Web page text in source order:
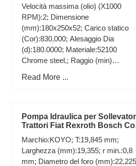
Velocità massima (olio) (X1000
RPM):2; Dimensione
(mm):180x250x52; Carico statico
(Cor):830,000; Alesaggio Dia
(d):180.0000; Materiale:52100
Chrome steel,; Raggio (min)
Read More ...
Pompa Idraulica per
Trattori Fiat Rexroth Bosch
Marchio:KOYO; T:19,845 mm;
Larghezza (mm):19,355; r min.:0,8
mm; Diametro del foro